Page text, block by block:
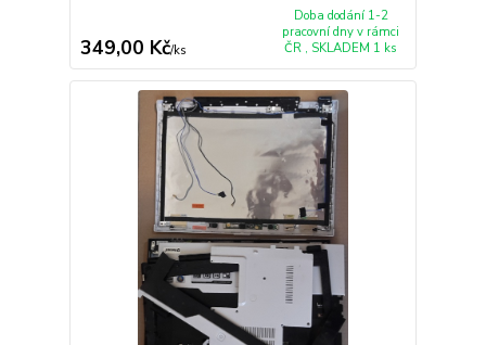
349,00 Kč/ks
Doba dodání 1-2
pracovní dny v rámci
ČR , SKLADEM 1 ks